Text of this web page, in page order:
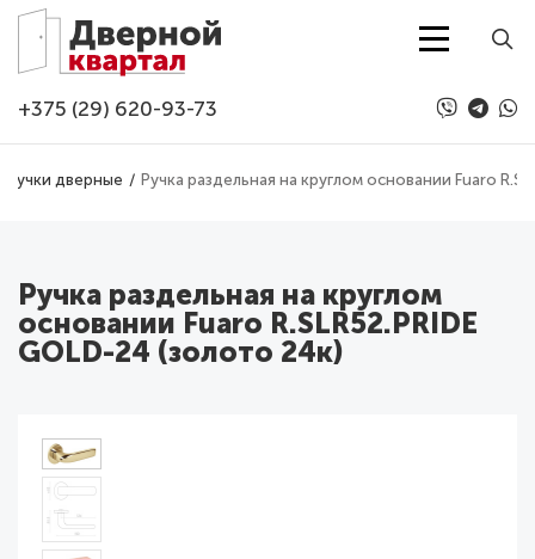
Перейти к основному содержанию
+375 (29) 620-93-73
Ручки дверные Ручка раздельная на круглом основании Fuaro
Ручка раздельная на круглом
основании Fuaro R.SLR52.PRIDE
GOLD-24 (золото 24к)